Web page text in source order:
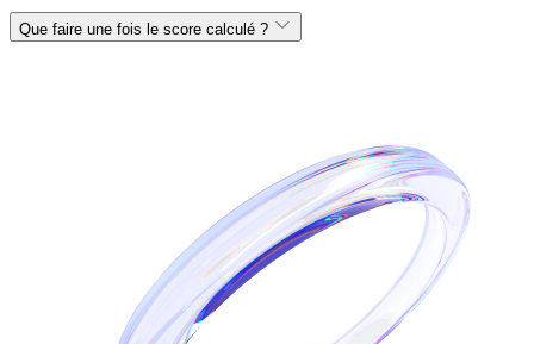
Que faire une fois le score calculé ?